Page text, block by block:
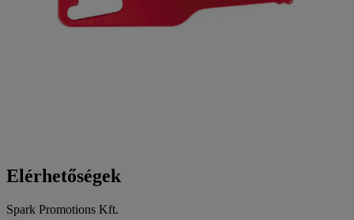
Elérhetőségek
Spark Promotions Kft.